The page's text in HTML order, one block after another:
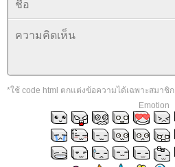
*ใช้ code html ตกแต่งข้อความได้เฉพาะสมาชิก
Emotion